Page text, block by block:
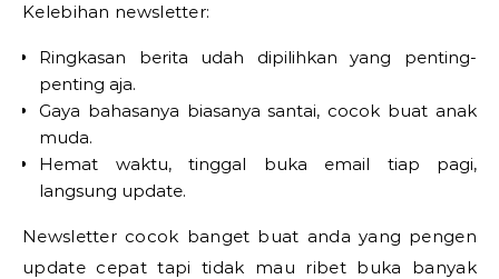
Kelebihan newsletter:
Ringkasan berita udah dipilihkan yang penting-
penting aja.
Gaya bahasanya biasanya santai, cocok buat anak
muda.
Hemat waktu, tinggal buka email tiap pagi,
langsung update.
Newsletter cocok banget buat anda yang pengen
update cepat tapi tidak mau ribet buka banyak